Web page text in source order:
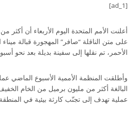
[ad_1]
أعلنت الأمم المتحدة اليوم الأربعاء أن
على متن الناقلة “صافر” المهجورة قبالة ميناء
الأحمر، تم نقلها إلى سفينة بديلة بعد نحو
وأطلقت المنظمة الأممية الأسبوع الماضي
البالغة أكثر من مليون برميل من الخام
عملية تهدف إلى تجنّب كارثة بيئية في